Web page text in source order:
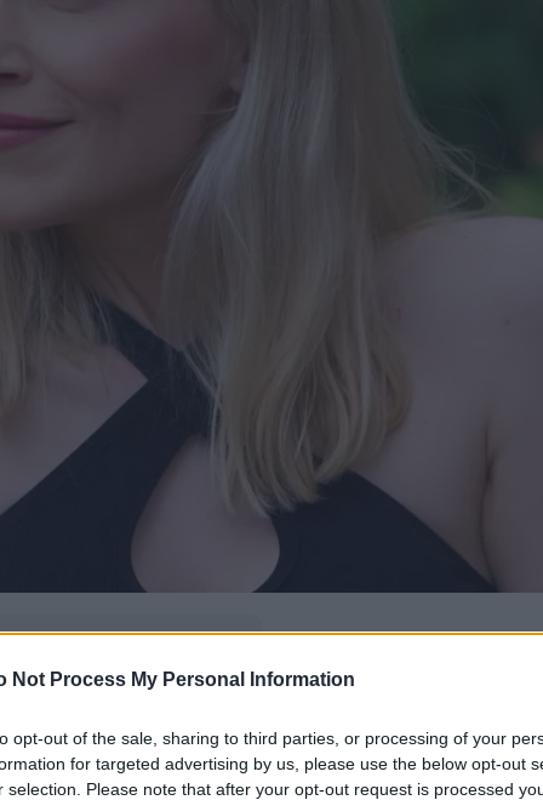
Not Process My Personal Information
opt-out of the sale, sharing to third parties, or processing of your
for targeted advertising by us, please use the below opt-out
selection. Please note that after your opt-out request is processed
πιο συχνά
παραγωγό,Γιώργο Ισαάκμε